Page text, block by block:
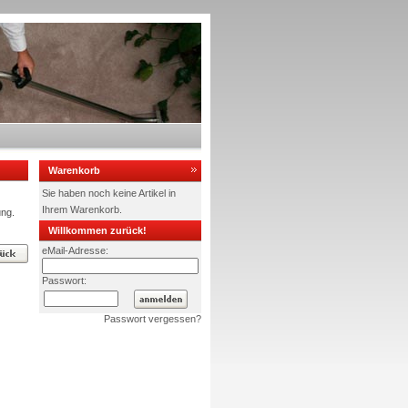
Warenkorb
Sie haben noch keine Artikel in
Ihrem Warenkorb.
Willkommen zurück!
eMail-Adresse:
Passwort:
Passwort vergessen?